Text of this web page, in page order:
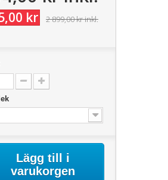
kr 2 899,00 krinkl.
Lägg till i
varukorgen